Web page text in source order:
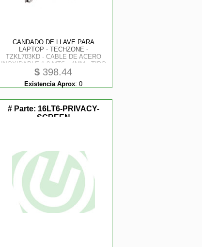
CANDADO DE LLAVE PARA
LAPTOP - TECHZONE -
TZKL703KD - CABLE DE ACERO
INOXIDABLE 1.8 MTS - 4MM - TIPO
NANO LOCK
$ 398.44
Existencia Aprox: 0
# Parte: 16LT6-PRIVACY-
SCREEN